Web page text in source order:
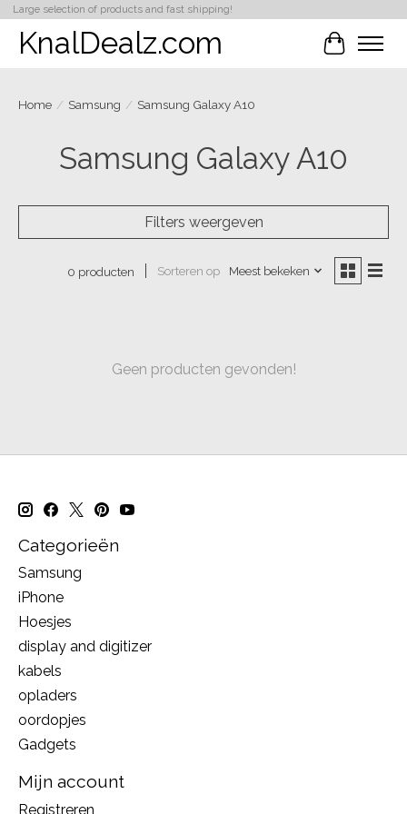
Large selection of products and fast shipping!
KnalDealz.com
Home / Samsung / Samsung Galaxy A10
Samsung Galaxy A10
Filters weergeven
0 producten Sorteren op Meest bekeken
Geen producten gevonden!
Categorieën
Samsung
iPhone
Hoesjes
display and digitizer
kabels
opladers
oordopjes
Gadgets
Mijn account
Registreren